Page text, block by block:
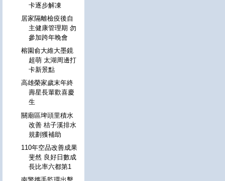
卡逐步解凍
居家隔離檢疫後自
主健康管理期 勿
參加跨年晚會
榕園俞大維大墨鏡
超萌 太湖周邊打
卡新景點
高雄榮家歲末年終
壽星長輩歡喜慶
生
關廟區埤頭里積水
改善 桔子溪排水
規劃獲補助
110年空品改善成果
斐然 良好日數成
長比率六都第1